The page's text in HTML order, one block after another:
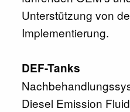
Unterstützung von
Implementierung.
DEF-Tanks
Diesel Emission